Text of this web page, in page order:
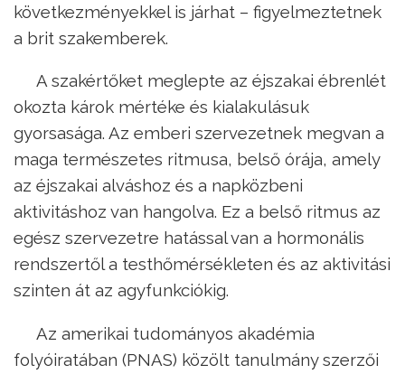
következményekkel is járhat – figyelmeztetnek
a brit szakemberek.
A szakértőket meglepte az éjszakai ébrenlét
okozta károk mértéke és kialakulásuk
gyorsasága. Az emberi szervezetnek megvan a
maga természetes ritmusa, belső órája, amely
az éjszakai alváshoz és a napközbeni
aktivitáshoz van hangolva. Ez a belső ritmus az
egész szervezetre hatással van a hormonális
rendszertől a testhőmérsékleten és az aktivitási
szinten át az agyfunkciókig.
Az amerikai tudományos akadémia
folyóiratában (PNAS) közölt tanulmány szerzői